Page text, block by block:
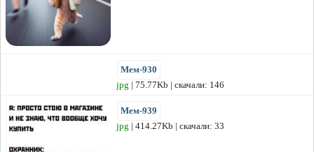
Мем-930
jpg | 75.77Kb | скачали: 146
Мем-939
jpg | 414.27Kb | скачали: 33